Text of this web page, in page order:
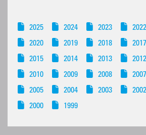
2025 2024 2023 2022
2020
2019 2018 2017
2015
2014 2013 2012
2010
2009 2008 2007
2005
2004 2003 2002
2000
1999